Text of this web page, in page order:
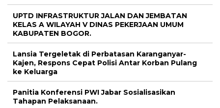
UPTD INFRASTRUKTUR JALAN DAN JEMBATAN
KELAS A WILAYAH V DINAS PEKERJAAN UMUM
KABUPATEN BOGOR.
Lansia Tergeletak di Perbatasan Karanganyar-
Kajen, Respons Cepat Polisi Antar Korban Pulang
ke Keluarga
Panitia Konferensi PWI Jabar Sosialisasikan
Tahapan Pelaksanaan.